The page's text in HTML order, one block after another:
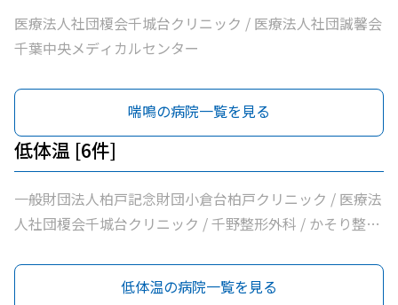
医療法人社団榎会千城台クリニック / 医療法人社団誠馨会
千葉中央メディカルセンター
喘鳴の病院一覧を見る
低体温 [6件]
一般財団法人柏戸記念財団小倉台柏戸クリニック / 医療法
人社団榎会千城台クリニック / 千野整形外科 / かそり整形
千葉市桜木園
低体温の病院一覧を見る